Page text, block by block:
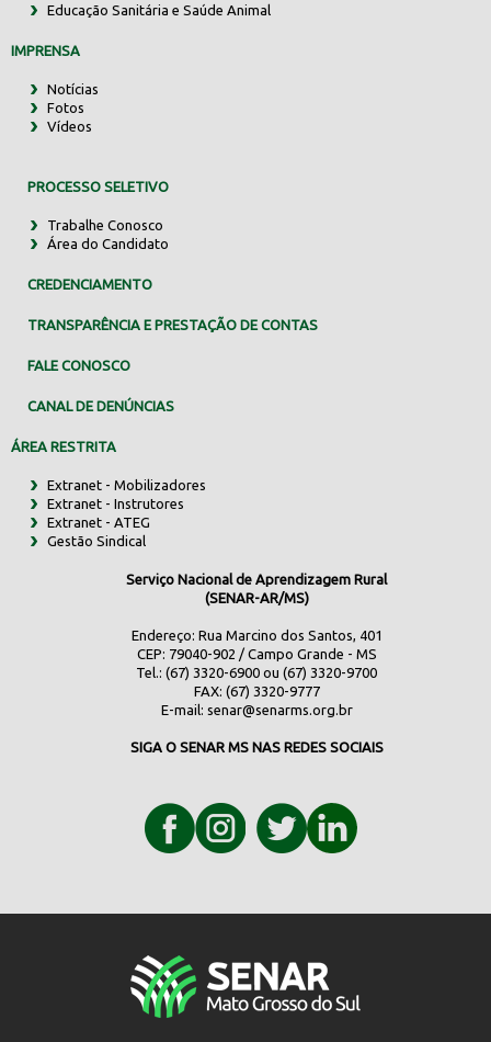
Educação Sanitária e Saúde Animal
IMPRENSA
Notícias
Fotos
Vídeos
PROCESSO SELETIVO
Trabalhe Conosco
Área do Candidato
CREDENCIAMENTO
TRANSPARÊNCIA E PRESTAÇÃO DE CONTAS
FALE CONOSCO
CANAL DE DENÚNCIAS
ÁREA RESTRITA
Extranet - Mobilizadores
Extranet - Instrutores
Extranet - ATEG
Gestão Sindical
Serviço Nacional de Aprendizagem Rural
(SENAR-AR/MS)
Endereço: Rua Marcino dos Santos, 401
CEP: 79040-902 / Campo Grande - MS
Tel.: (67) 3320-6900 ou (67) 3320-9700
FAX: (67) 3320-9777
E-mail: senar@senarms.org.br
SIGA O SENAR MS NAS REDES SOCIAIS